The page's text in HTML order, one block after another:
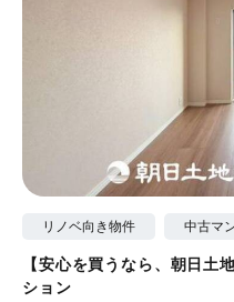
リノベ向き物件 中古マ
【安心を買うなら、朝日土
ション